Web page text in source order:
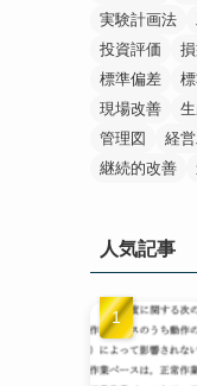
実験計画法
投資評価
標準偏差
現場改善
管理図
経
継続的改善
人気記事